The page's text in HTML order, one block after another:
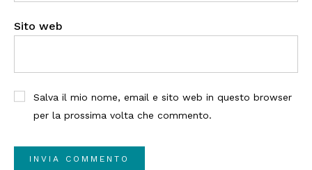
Sito web
Salva il mio nome, email e sito web in questo browser
per la prossima volta che commento.